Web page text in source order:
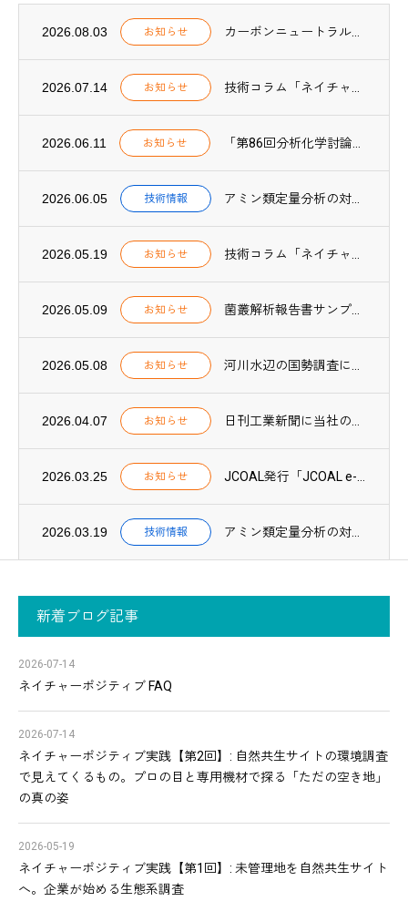
2026.08.03 お知らせ
2026.07.14 お知らせ
2026.06.11 お知らせ
2026.06.05 技術情報
2026.05.19 お知らせ
2026.05.09 お知らせ
2026.05.08 お知らせ
2026.04.07 お知らせ
2026.03.25 お知らせ
2026.03.19 技術情報
新着ブログ記事
ネイチャーポジティブ FAQ
2026-07-14
ネイチャーポジティブ実践【第2回】: 自然共生サイトの環境調査
で見えてくるもの。プロの目と専用機材で探る「ただの空き地」
の真の姿
2026-07-14
ネイチャーポジティブ実践【第1回】: 未管理地を自然共生サイト
へ。企業が始める生態系調査
2026-05-19